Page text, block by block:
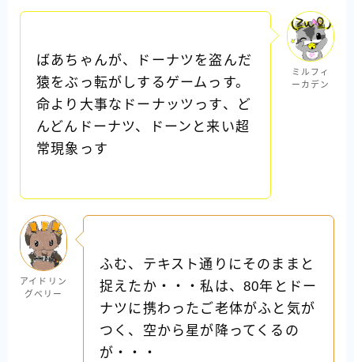
ばあちゃんが、ドーナツを盗んだ
猿をぶっ転がしするゲームっす。
命より大事なドーナッツっす、ど
んどんドーナツ、ドーンと来い超
常現象っす
ミルフィ
ーカデン
アイドリン
グベリー
ふむ、テキスト通りにそのままと
捉えたか・・・私は、80年とドー
ナツに携わったご老体がふと気が
つく、空から星が降ってくるの
が・・・